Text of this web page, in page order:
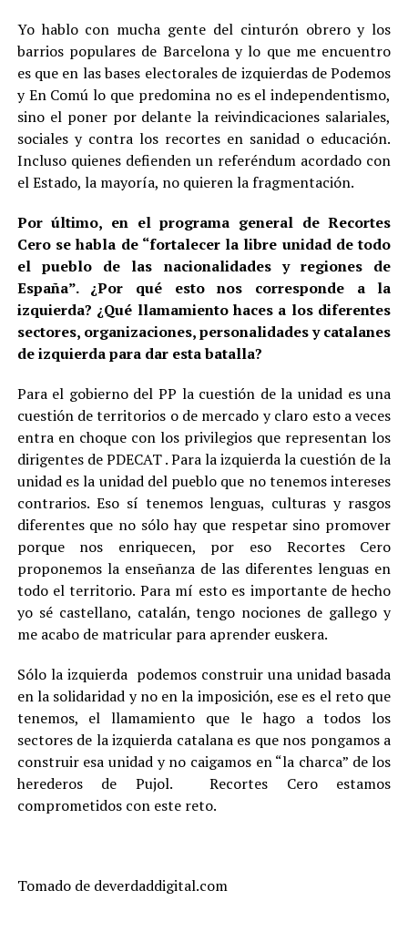
Yo hablo con mucha gente del cinturón obrero y los
barrios populares de Barcelona y lo que me encuentro
es que en las bases electorales de izquierdas de Podemos
y En Comú lo que predomina no es el independentismo,
sino el poner por delante la reivindicaciones salariales,
sociales y contra los recortes en sanidad o educación.
Incluso quienes defienden un referéndum acordado con
el Estado, la mayoría, no quieren la fragmentación.
Por último, en el programa general de Recortes
Cero se habla de “fortalecer la libre unidad de todo
el pueblo de las nacionalidades y regiones de
España”. ¿Por qué esto nos corresponde a la
izquierda? ¿Qué llamamiento haces a los diferentes
sectores, organizaciones, personalidades y catalanes
de izquierda para dar esta batalla?
Para el gobierno del PP la cuestión de la unidad es una
cuestión de territorios o de mercado y claro esto a veces
entra en choque con los privilegios que representan los
dirigentes de PDECAT . Para la izquierda la cuestión de la
unidad es la unidad del pueblo que no tenemos intereses
contrarios. Eso sí tenemos lenguas, culturas y rasgos
diferentes que no sólo hay que respetar sino promover
porque nos enriquecen, por eso Recortes Cero
proponemos la enseñanza de las diferentes lenguas en
todo el territorio. Para mí esto es importante de hecho
yo sé castellano, catalán, tengo nociones de gallego y
me acabo de matricular para aprender euskera.
Sólo la izquierda podemos construir una unidad basada
en la solidaridad y no en la imposición, ese es el reto que
tenemos, el llamamiento que le hago a todos los
sectores de la izquierda catalana es que nos pongamos a
construir esa unidad y no caigamos en “la charca” de los
herederos de Pujol. Recortes Cero estamos
comprometidos con este reto.
Tomado de deverdaddigital.com